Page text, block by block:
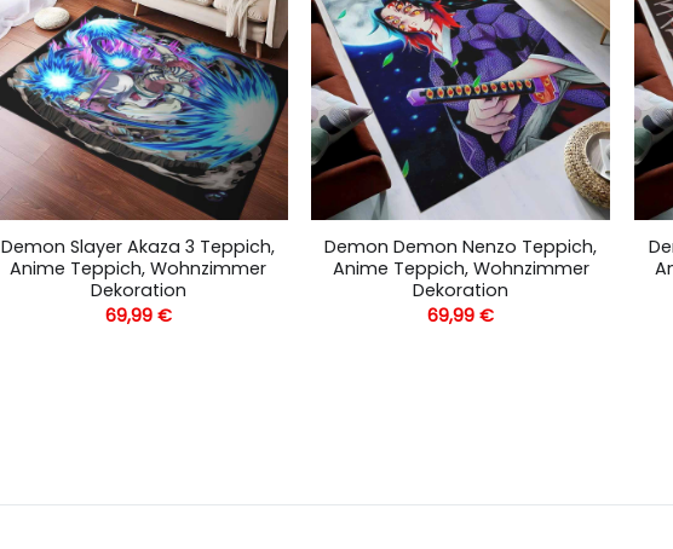
Demon Slayer Akaza 3 Teppich,
Anime Teppich, Wohnzimmer
Dekoration
69,99 €
Demon Demon Nenzo Teppich,
Anime Teppich, Wohnzimmer
Dekoration
69,99€